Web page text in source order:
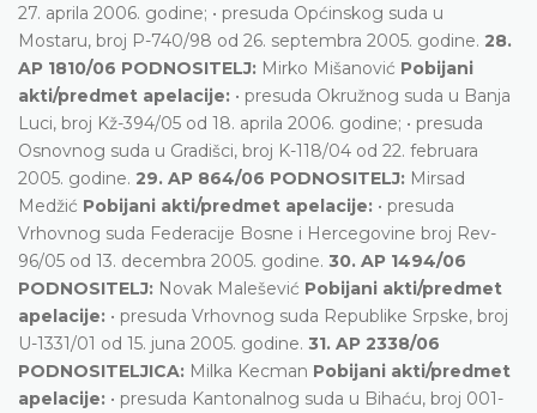
27. aprila 2006. godine; • presuda Općinskog suda u
Mostaru, broj P-740/98 od 26. septembra 2005. godine. 28.
AP 1810/06 PODNOSITELJ: Mirko Mišanović Pobijani
akti/predmet apelacije: • presuda Okružnog suda u Banja
Luci, broj Kž-394/05 od 18. aprila 2006. godine; • presuda
Osnovnog suda u Gradišci, broj K-118/04 od 22. februara
2005. godine. 29. AP 864/06 PODNOSITELJ: Mirsad
Medžić Pobijani akti/predmet apelacije: • presuda
Vrhovnog suda Federacije Bosne i Hercegovine broj Rev-
96/05 od 13. decembra 2005. godine. 30. AP 1494/06
PODNOSITELJ: Novak Malešević Pobijani akti/predmet
apelacije: • presuda Vrhovnog suda Republike Srpske, broj
U-1331/01 od 15. juna 2005. godine. 31. AP 2338/06
PODNOSITELJICA: Milka Kecman Pobijani akti/predmet
apelacije: • presuda Kantonalnog suda u Bihaću, broj 001-